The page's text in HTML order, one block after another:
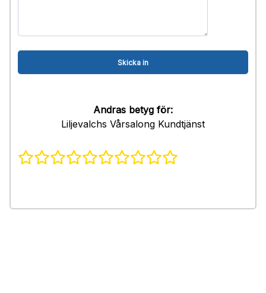
Andras betyg för:
Liljevalchs Vårsalong Kundtjänst